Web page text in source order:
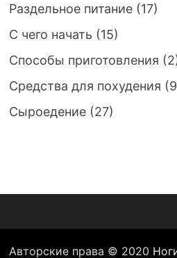
Раздельное питание(17)
С чего начать (15)
Способы приготовления
Средства для похудения
Сыроедение(27)
Авторские права © 2020